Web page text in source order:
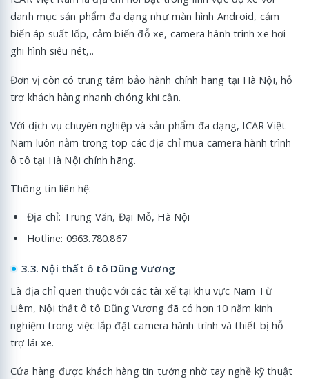
danh mục sản phẩm đa dạng như màn hình Android, cảm
biến áp suất lốp, cảm biến đỗ xe, camera hành trình xe hơi
ghi hình siêu nét,..
Đơn vị còn có trung tâm bảo hành chính hãng tại Hà Nội, hỗ
trợ khách hàng nhanh chóng khi cần.
Với dịch vụ chuyên nghiệp và sản phẩm đa dạng, ICAR Việt
Nam luôn nằm trong top các địa chỉ mua camera hành trình
ô tô tại Hà Nội chính hãng.
Thông tin liên hệ:
Địa chỉ: Trung Văn, Đại Mỗ, Hà Nội
Hotline: 0963.780.867
3.3. Nội thất ô tô Dũng Vương
Là địa chỉ quen thuộc với các tài xế tại khu vực Nam Từ
Liêm, Nội thất ô tô Dũng Vương đã có hơn 10 năm kinh
nghiệm trong việc lắp đặt camera hành trình và thiết bị hỗ
trợ lái xe.
Cửa hàng được khách hàng tin tưởng nhờ tay nghề kỹ thuật